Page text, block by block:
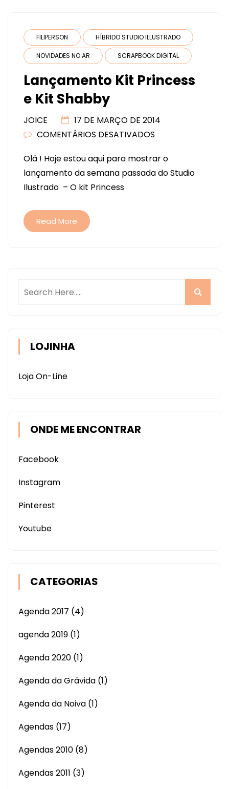
FILIPERSON HÍBRIDO STUDIO ILLUSTRADO
NOVIDADES NO AR SCRAPBOOK DIGITAL
Lançamento Kit Princess
e Kit Shabby
JOICE
17 DE MARÇO DE 2014
COMENTÁRIOS DESATIVADOS
KIT
PRINCESS
Olá ! Hoje estou aqui para mostrar o
lançamento da semana passada do Studio
Ilustrado – O kit Princess
Read More
LOJINHA
Loja On-Line
ONDE ME ENCONTRAR
Facebook
Instagram
Pinterest
Youtube
CATEGORIAS
Agenda 2017 (4)
agenda 2019 (1)
Agenda 2020 (1)
Agenda da Grávida (1)
Agenda da Noiva (1)
Agendas (17)
Agendas 2010 (8)
Agendas 2011 (3)